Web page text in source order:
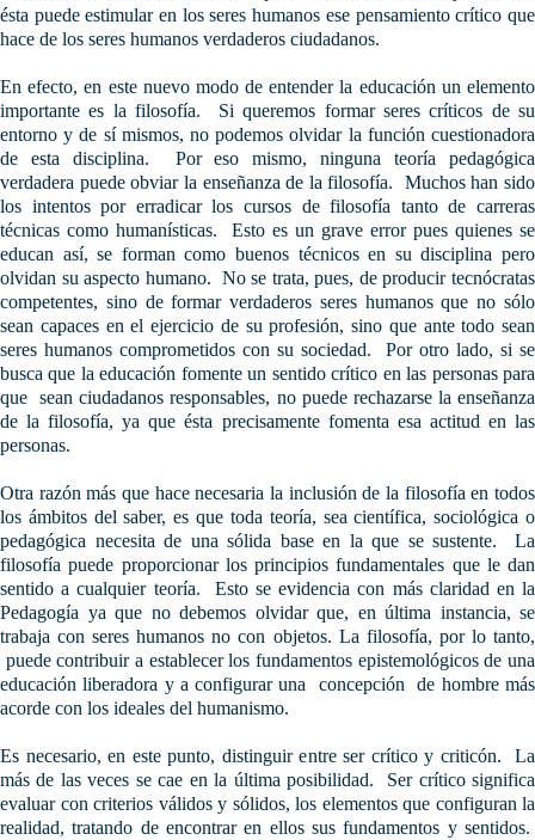
ésta puede estimular en los seres humanos ese pensamiento crítico que
hace de los seres humanos verdaderos ciudadanos.
En efecto, en este nuevo modo de entender la educación un elemento
importante es la filosofía. Si queremos formar seres críticos de su
entorno y de sí mismos, no podemos olvidar la función cuestionadora
de esta disciplina. Por eso mismo, ninguna teoría pedagógica
verdadera puede obviar la enseñanza de la filosofía. Muchos han sido
los intentos por erradicar los cursos de filosofía tanto de carreras
técnicas como humanísticas. Esto es un grave error pues quienes se
educan así, se forman como buenos técnicos en su disciplina pero
olvidan su aspecto humano. No se trata, pues, de producir tecnócratas
competentes, sino de formar verdaderos seres humanos que no sólo
sean capaces en el ejercicio de su profesión, sino que ante todo sean
seres humanos comprometidos con su sociedad. Por otro lado, si se
busca que la educación fomente un sentido crítico en las personas para
que sean ciudadanos responsables, no puede rechazarse la enseñanza
de la filosofía, ya que ésta precisamente fomenta esa actitud en las
personas.
Otra razón más que hace necesaria la inclusión de la filosofía en todos
los ámbitos del saber, es que toda teoría, sea científica, sociológica o
pedagógica necesita de una sólida base en la que se sustente. La
filosofía puede proporcionar los principios fundamentales que le dan
sentido a cualquier teoría. Esto se evidencia con más claridad en la
Pedagogía ya que no debemos olvidar que, en última instancia, se
trabaja con seres humanos no con objetos. La filosofía, por lo tanto,
puede contribuir a establecer los fundamentos epistemológicos de una
educación liberadora y a configurar una concepción de hombre más
acorde con los ideales del humanismo.
Es necesario, en este punto, distinguir entre ser crítico y criticón. La
más de las veces se cae en la última posibilidad. Ser crítico significa
evaluar con criterios válidos y sólidos, los elementos que configuran la
realidad, tratando de encontrar en ellos sus fundamentos y sentidos.